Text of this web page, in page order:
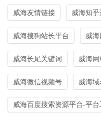
威海友情链接 威海知
威海搜狗站长平台 威
威海长尾关键词 威海
威海微信视频号 威海
威海百度搜索资源平台-平